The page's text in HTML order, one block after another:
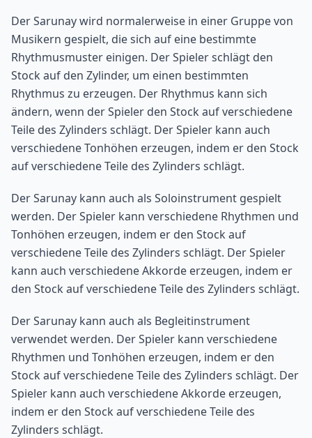
Der Sarunay wird normalerweise in einer Gruppe von
Musikern gespielt, die sich auf eine bestimmte
Rhythmusmuster einigen. Der Spieler schlägt den
Stock auf den Zylinder, um einen bestimmten
Rhythmus zu erzeugen. Der Rhythmus kann sich
ändern, wenn der Spieler den Stock auf verschiedene
Teile des Zylinders schlägt. Der Spieler kann auch
verschiedene Tonhöhen erzeugen, indem er den Stock
auf verschiedene Teile des Zylinders schlägt.
Der Sarunay kann auch als Soloinstrument gespielt
werden. Der Spieler kann verschiedene Rhythmen und
Tonhöhen erzeugen, indem er den Stock auf
verschiedene Teile des Zylinders schlägt. Der Spieler
kann auch verschiedene Akkorde erzeugen, indem er
den Stock auf verschiedene Teile des Zylinders schlägt.
Der Sarunay kann auch als Begleitinstrument
verwendet werden. Der Spieler kann verschiedene
Rhythmen und Tonhöhen erzeugen, indem er den
Stock auf verschiedene Teile des Zylinders schlägt. Der
Spieler kann auch verschiedene Akkorde erzeugen,
indem er den Stock auf verschiedene Teile des
Zylinders schlägt.